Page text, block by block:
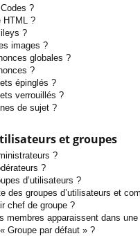
?
HTML ?
?
images ?
globales ?
?
épinglés ?
verrouillés ?
de sujet ?
et groupes
?
?
d’utilisateurs ?
des groupes d’utilisateurs et
chef de groupe ?
membres apparaissent dans
Groupe par défaut » ?